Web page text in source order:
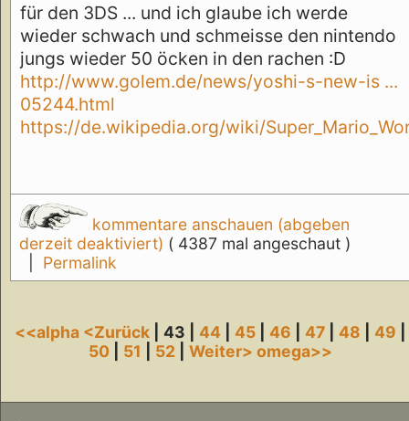
für den 3DS ... und ich glaube ich werde
wieder schwach und schmeisse den nintendo
jungs wieder 50 öcken in den rachen :D
http://www.golem.de/news/yoshi-s-new-is ...
05244.html
https://de.wikipedia.org/wiki/
kommentare anschauen (abgeben
derzeit deaktiviert) ( 4387 mal angeschaut )
Permalink
<<alpha <Zurück | 43 |44 |45 |46 |47 |48 |49
50
51 52 |Weiter>omega>>